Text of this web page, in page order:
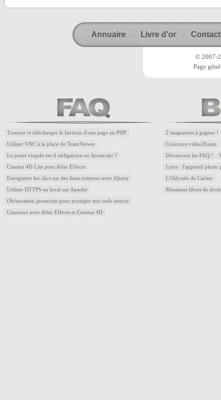
Annuaire - Livre d'or - Contact
© 2007-
Page
Trouver et télécharger le favicon d'une page en PHP
Utiliser VNC à la place de TeamViewer
Le point virgule est-il obligatoire en Javascript ?
Cinema 4D Lite pour After Effects
Enregistrer les clics sur des liens externes avec jQuery
Utiliser HTTPS en local sur Apache
Obfuscation javascript pour protéger son code source
Cineware avec After Effects et Cinema 4D
2 magazines à gagner !
Concours video2brain
Découvrez les FAQ !
Lytro : l'appareil photo
L'Odyssée de Cartier
Musiques libres de